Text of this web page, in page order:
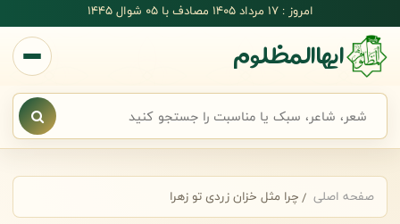
پرش به محتوای اصلی
امروز : 17 مرداد 1405 مصادف با ۰۵ شوال ۱۴۴۵
ایهاالمظلوم
جستجوی سریع شعر
صفحه اصلی چرا مثل خزان زردی تو زهرا